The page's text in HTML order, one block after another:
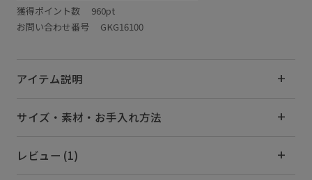
獲得ポイント数 960pt
お問い合わせ番号 GKG16100
アイテム説明
サイズ・素材・お手入れ方法
レビュー (1)